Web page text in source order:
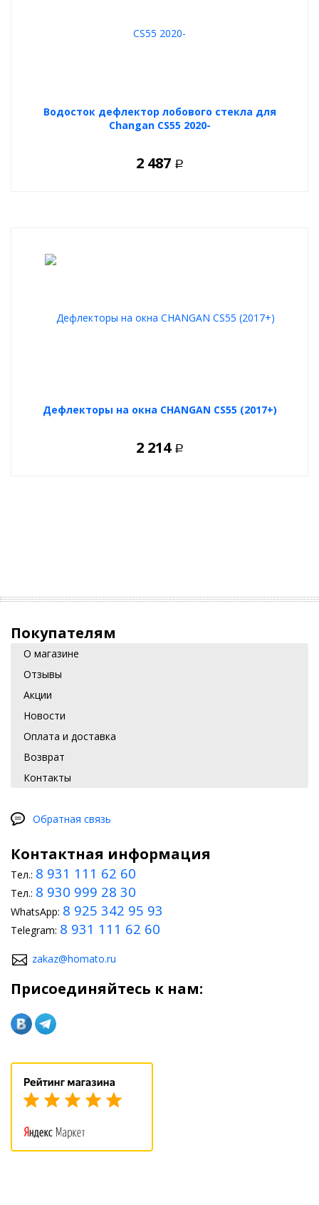
Водосток дефлектор лобового стекла для
Changan CS55 2020-
2 487 Р
Дефлекторы на окна CHANGAN CS55 (2017+)
2 214 Р
Покупателям
О магазине
Отзывы
Акции
Новости
Оплата и доставка
Возврат
Контакты
Обратная связь
Контактная информация
Тел.: 8 931 111 62 60
Тел.: 8 930 999 28 30
WhatsApp: 8 925 342 95 93
Telegram: 8 931 111 62 60
zakaz@homato.ru
Присоединяйтесь к нам: